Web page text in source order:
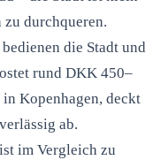
durchqueren.
die Stadt und
rund DKK 450–
Kopenhagen, deckt
ab.
im Vergleich zu